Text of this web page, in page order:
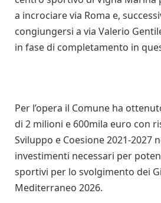
a incrociare via Roma e,
congiungersi a via Valerio
in fase di completamento in
Per l’opera il Comune ha
di 2 milioni e 600mila euro con
Sviluppo e Coesione 2021-2027
investimenti necessari per
sportivi per lo svolgimento dei
Mediterraneo 2026.